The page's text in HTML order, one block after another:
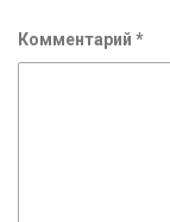
Комментарий *